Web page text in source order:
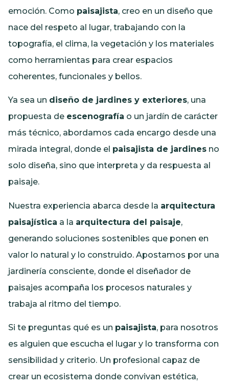
emoción. Como paisajista, creo en un diseño que
nace del respeto al lugar, trabajando con la
topografía, el clima, la vegetación y los materiales
como herramientas para crear espacios
coherentes, funcionales y bellos.
Ya sea un diseño de jardines y exteriores, una
propuesta de escenografía o un jardín de carácter
más técnico, abordamos cada encargo desde una
mirada integral, donde el paisajista de jardines no
solo diseña, sino que interpreta y da respuesta al
paisaje.
Nuestra experiencia abarca desde la arquitectura
paisajística a la arquitectura del paisaje,
generando soluciones sostenibles que ponen en
valor lo natural y lo construido. Apostamos por una
jardinería consciente, donde el diseñador de
paisajes acompaña los procesos naturales y
trabaja al ritmo del tiempo.
Si te preguntas qué es un paisajista, para nosotros
es alguien que escucha el lugar y lo transforma con
sensibilidad y criterio. Un profesional capaz de
crear un ecosistema donde convivan estética,